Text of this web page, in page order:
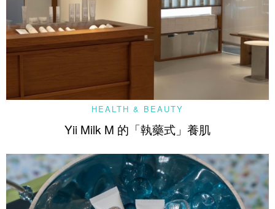
HEALTH & BEAUTY
Yii Milk M 的「執藥式」養肌